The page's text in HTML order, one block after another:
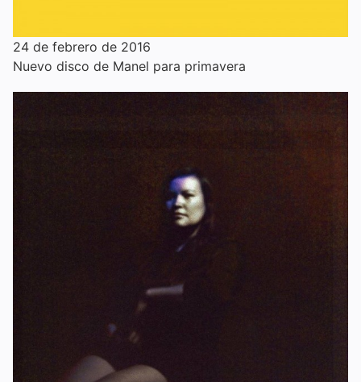
24 de febrero de 2016
Nuevo disco de Manel para primavera